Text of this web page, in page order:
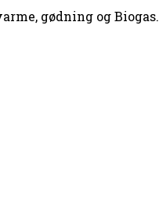
gødning og Biogas.